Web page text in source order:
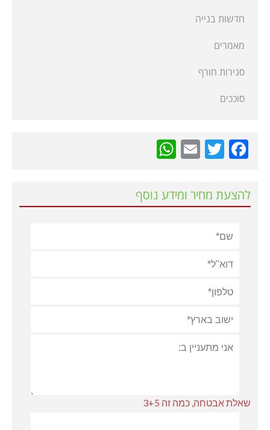
חדשות בנייה
מאמרים
סגירות חורף
סוככים
Facebook
Twitter
Email
להצעת מחיר ומידע נוסף
שאלת אבטחה, כמה זה 3+5